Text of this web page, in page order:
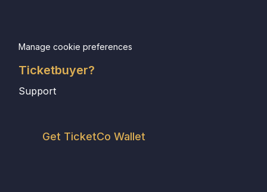
Manage cookie preferences
Ticketbuyer?
Support
Get TicketCo Wallet